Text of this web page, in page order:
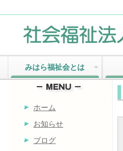
みはら福祉会とは
ホーム
お知らせ
ブログ